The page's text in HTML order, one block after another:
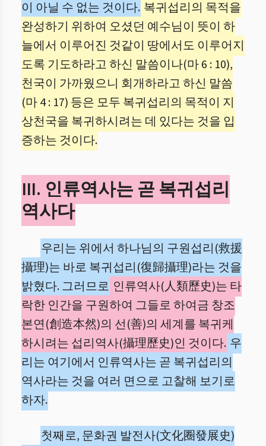
이 아닐 수 없는 것이다. 복귀섭리의 목적을
완성하기 위하여 오셨던 예수님이 뜻이 하
늘에서 이루어진 것같이 땅에서도 이루어지
도록 기도하라고 하신 말씀이나(마 6 : 10),
천국이 가까웠으니 회개하라고 하신 말씀
(마 4 : 17) 등은 모두 복귀섭리의 목적이 지
상천국을 복귀하시려는 데 있다는 것을 입
증하는 것이다.
III. 인류역사는 곧 복귀섭리
역사다
우리는 위에서 하나님의 구원섭리(救援
攝理)는 바로 복귀섭리(復歸攝理)라는 것을
밝혔다. 그러므로 인류역사(人類歷史)는 타
락한 인간을 구원하여 그들로 하여금 창조
본연(創造本然)의 선(善)의 세계를 복귀케
하시려는 섭리역사(攝理歷史)인 것이다. 우
리는 여기에서 인류역사는 곧 복귀섭리의
역사라는 것을 여러 면으로 고찰해 보기로
하자.
첫째로, 문화권 발전사(文化圈發展史)